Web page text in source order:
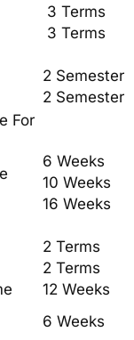
3 Terms
3 Terms
2 Semesters
2 Semesters
For
6 Weeks
10 Weeks
16 Weeks
2 Terms
2 Terms
12 Weeks
6 Weeks